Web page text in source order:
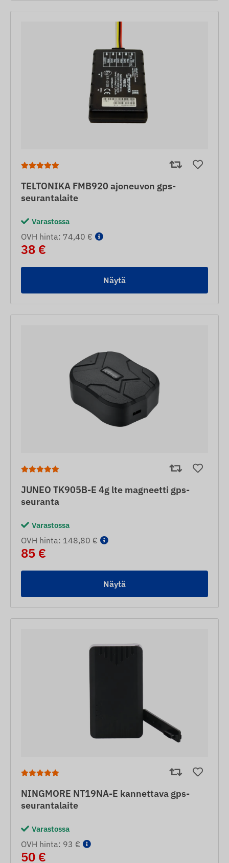
TELTONIKA FMB920 ajoneuvon gps-
seurantalaite
Varastossa
OVH hinta: 74,40 €
38 €
Näytä
JUNEO TK905B-E 4g lte magneetti gps-
seuranta
Varastossa
OVH hinta: 148,80 €
85 €
Näytä
NINGMORE NT19NA-E kannettava gps-
seurantalaite
Varastossa
OVH hinta: 93 €
50 €